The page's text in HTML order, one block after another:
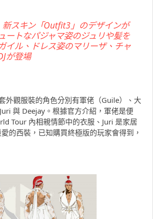
新スキン「Outfit3」のデザインが
ートなパジャマ姿のジュリや髪を
イル、ドレス姿のマリーザ、チャ
が登場
外觀服裝的角色分別有軍佬（Guile）、大
與 Deejay。根據官方介紹，軍佬是便
Tour 內相親情節中的衣服、Juri 是家居
的西裝，已知購買終極版的玩家會得到，